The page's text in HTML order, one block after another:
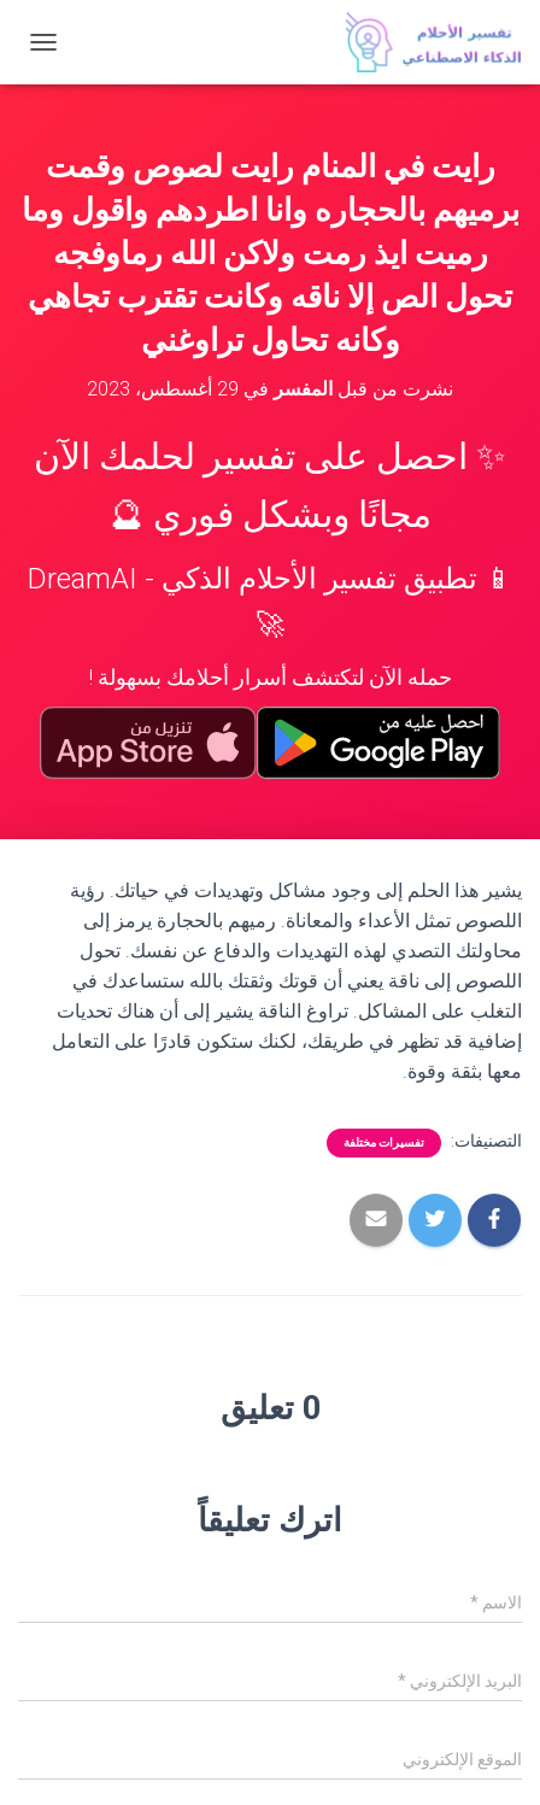
ب
ت
رايت في المنام رايت لصوص وقمت
برميهم بالحجاره وانا اطردهم واقول وما
رميت ايذ رمت ولاكن الله رماوفجه
تحول الص إلا ناقه وكانت تقترب تجاهي
وكانه تحاول تراوغني
نشرت من قبل المفسر في 29 أغسطس، 2023
✨ احصل على تفسير لحلمك الآن
مجانًا وبشكل فوري 🔮
📱 تطبيق تفسير الأحلام الذكي - DreamAI
🚀
حمله الآن لتكتشف أسرار أحلامك بسهولة !
يشير هذا الحلم إلى وجود مشاكل وتهديدات في حياتك. رؤية
اللصوص تمثل الأعداء والمعاناة. رميهم بالحجارة يرمز إلى
محاولتك التصدي لهذه التهديدات والدفاع عن نفسك. تحول
اللصوص إلى ناقة يعني أن قوتك وثقتك بالله ستساعدك في
التغلب على المشاكل. تراوغ الناقة يشير إلى أن هناك تحديات
إضافية قد تظهر في طريقك، لكنك ستكون قادرًا على التعامل
معها بثقة وقوة.
التصنيفات: تفسيرات مختلفة
0 تعليق
اترك تعليقاً
الاسم *
البريد الإلكتروني *
الموقع الإلكتروني